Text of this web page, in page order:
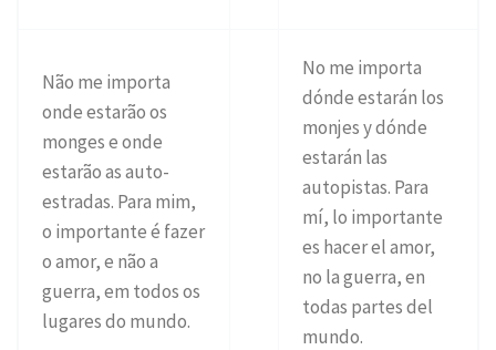
Não me importa
onde estarão os
monges e onde
estarão as auto-
estradas. Para mim,
o importante é fazer
o amor, e não a
guerra, em todos os
lugares do mundo.
No me importa
dónde estarán los
monjes y dónde
estarán las
autopistas. Para
mí, lo importante
es hacer el amor,
no la guerra, en
todas partes del
mundo.